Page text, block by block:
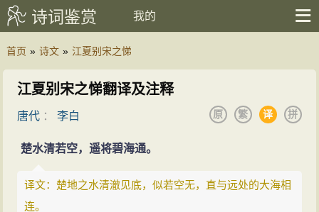
诗词鉴赏 我的
首页 » 诗文 » 江夏别宋之悌
江夏别宋之悌翻译及注释
唐代 ：李白 拼
译
繁
原
楚水清若空，遥将碧海通。
译文：楚地之水清澈见底，似若空无，直与远处的大海相
连。